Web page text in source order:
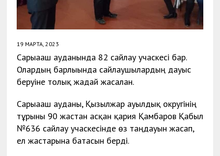
19 МАРТА, 2023
Сарыағаш ауданында 82 сайлау учаскесі бар.
Олардың барлығында сайлаушылардың дауыс
беруіне толық жағдай жасалған.
Сарыағаш ауданы, Қызылжар ауылдық округінің
тұрғыны 90 жастан асқан қария Қамбаров Қабыл
№636 сайлау учаскесінде өз таңдауын жасап,
ел жастарына батасын берді.